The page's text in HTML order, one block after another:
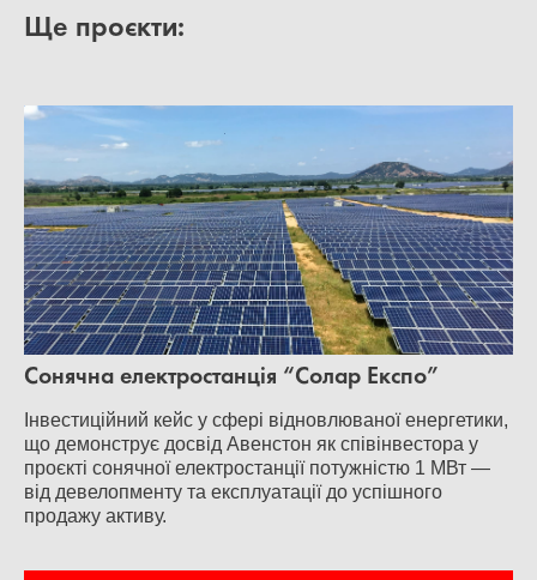
Ще проєкти:
Сонячна електростанція “Солар Експо”
Інвестиційний кейс у сфері відновлюваної енергетики,
що демонструє досвід Авенстон як співінвестора у
проєкті сонячної електростанції потужністю 1 МВт —
від девелопменту та експлуатації до успішного
продажу активу.